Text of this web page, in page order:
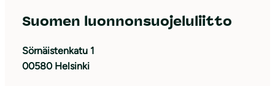
Suomen luonnonsuojeluliitto
Sörnäistenkatu 1
00580 Helsinki